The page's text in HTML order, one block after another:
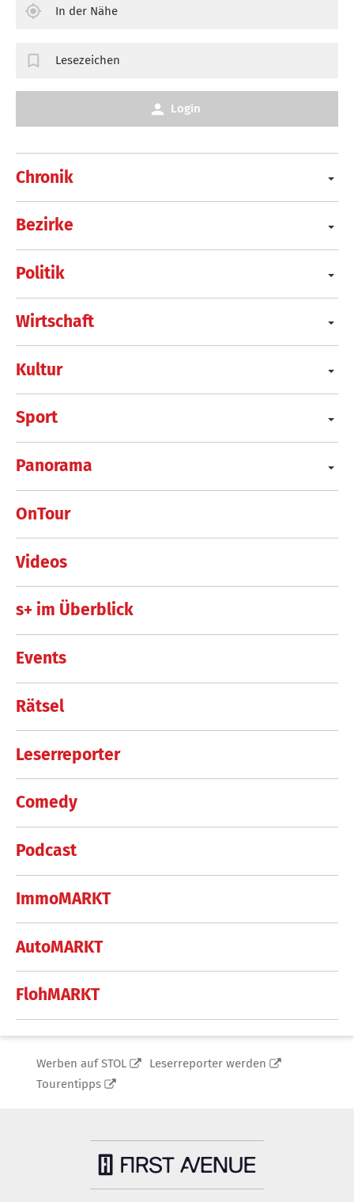
Chronik
Bezirke
Politik
Wirtschaft
Kultur
Sport
Panorama
OnTour
Videos
s+ im Überblick
Events
Rätsel
Leserreporter
Comedy
Podcast
ImmoMARKT
AutoMARKT
FlohMARKT
In der Nähe
Lesezeichen
Login
Werben auf STOL
Leserreporter werden
Tourentipps